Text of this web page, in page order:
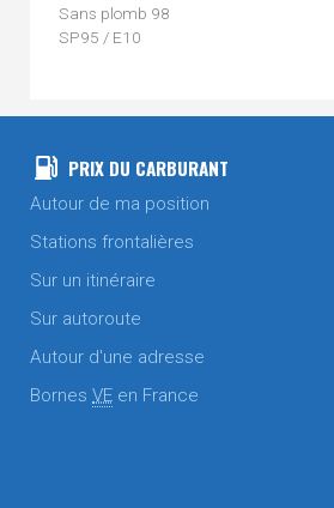
Sans plomb 98
SP95 / E10
Gasoil
Gasoil
SP95 / E10
Gasoil
PRIX DU CARBURANT
Autour de ma position
Stations frontalières
Sur un itinéraire
Sur autoroute
Autour d'une adresse
Bornes VE en France